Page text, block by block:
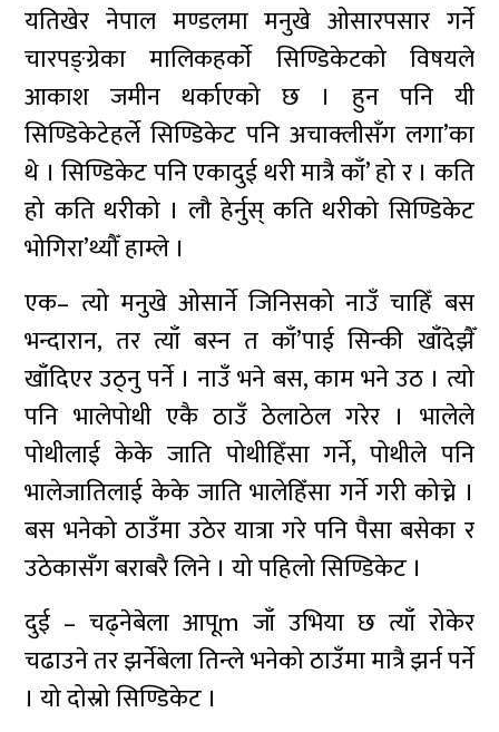
यतिखेर नेपाल मण्डलमा मनुखे ओसारपसार गर्ने
चारपङ्ग्रेका मालिकहर्काे सिण्डिकेटको विषयले
आकाश जमीन थर्काएको छ । हुन पनि यी
सिण्डिकेटेहर्ले सिण्डिकेट पनि अचाक्लीसँग लगा’का
थे । सिण्डिकेट पनि एकादुई थरी मात्रै काँ’ हो र । कति
हो कति थरीको । लौ हेर्नुस् कति थरीको सिण्डिकेट
भोगिरा’थ्यौँ हाम्ले ।
एक– त्यो मनुखे ओसार्ने जिनिसको नाउँ चाहिँ बस
भन्दारान, तर त्याँ बस्न त काँ’पाई सिन्की खाँदेझैँ
खाँदिएर उठ्नु पर्ने । नाउँ भने बस, काम भने उठ । त्यो
पनि भालेपोथी एकै ठाउँ ठेलाठेल गरेर । भालेले
पोथीलाई केके जाति पोथीहिँसा गर्ने, पोथीले पनि
भालेजातिलाई केके जाति भालेहिँसा गर्ने गरी कोच्ने ।
बस भनेको ठाउँमा उठेर यात्रा गरे पनि पैसा बसेका र
उठेकासँग बराबरै लिने । यो पहिलो सिण्डिकेट ।
दुई – चढ्नेबेला आपूm जाँ उभिया छ त्याँ रोकेर
चढाउने तर झर्नेबेला तिन्ले भनेको ठाउँमा मात्रै झर्न पर्ने
। यो दोस्रो सिण्डिकेट ।